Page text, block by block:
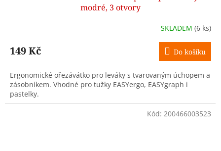
modré, 3 otvory
SKLADEM (6 ks)
149 Kč Do košíku
Ergonomické ořezávátko pro leváky s tvarovaným úchopem a
zásobníkem. Vhodné pro tužky EASYergo, EASYgraph i
pastelky.
Kód: 200466003523